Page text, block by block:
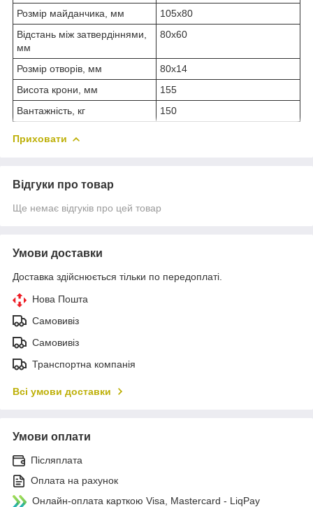
Розмір майданчика, мм
105х80
Відстань між затвердіннями,
мм
80х60
Розмір отворів, мм
80х14
Висота крони, мм
155
Вантажність, кг
150
Приховати
Відгуки про товар
Ще немає відгуків про цей товар
Умови доставки
Доставка здійснюється тільки по передоплаті.
Нова Пошта
Самовивіз
Самовивіз
Транспортна компанія
Всі умови доставки
Умови оплати
Післяплата
Оплата на рахунок
Онлайн-оплата карткою Visa, Mastercard - LiqPay